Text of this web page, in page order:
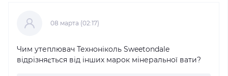
08 марта (02:17)
Чим утеплювач Техноніколь Sweetondale
відрізняється від інших марок мінеральної вати?